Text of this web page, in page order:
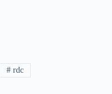
# rdc